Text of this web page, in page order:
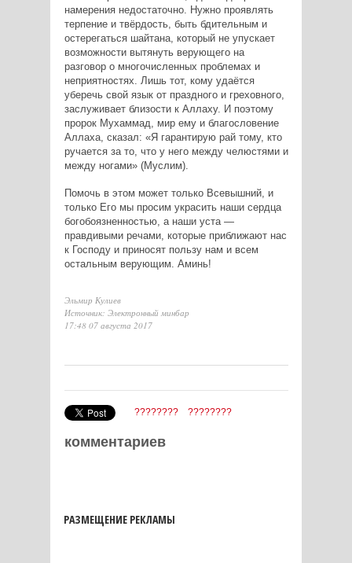
намерения недостаточно. Нужно проявлять
терпение и твёрдость, быть бдительным и
остерегаться шайтана, который не упускает
возможности вытянуть верующего на
разговор о многочисленных проблемах и
неприятностях. Лишь тот, кому удаётся
уберечь свой язык от праздного и греховного,
заслуживает близости к Аллаху. И поэтому
пророк Мухаммад, мир ему и благословение
Аллаха, сказал: «Я гарантирую рай тому, кто
ручается за то, что у него между челюстями и
между ногами» (Муслим).
Помочь в этом может только Всевышний, и
только Его мы просим украсить наши сердца
богобоязненностью, а наши уста —
правдивыми речами, которые приближают нас
к Господу и приносят пользу нам и всем
остальным верующим. Аминь!
Эльмир Кулиев
Источник: Электронный минбар
17:48 07 августа 2017
???????? ????????
комментариев
РАЗМЕЩЕНИЕ РЕКЛАМЫ